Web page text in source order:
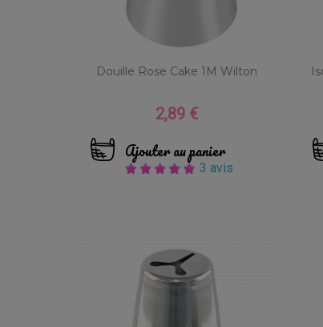
Douille Rose Cake 1M Wilton
Prix
2,89 €
Ajouter au panier
3 avis